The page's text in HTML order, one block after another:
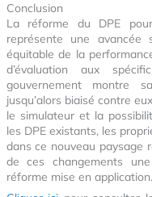
Conclusion
La réforme du DPE
représente une avancée
équitable de la
d’évaluation aux
gouvernement montre
jusqu’alors biaisé contre
le simulateur et la
les DPE existants, les
dans ce nouveau paysage
de ces changements
réforme mise en application.